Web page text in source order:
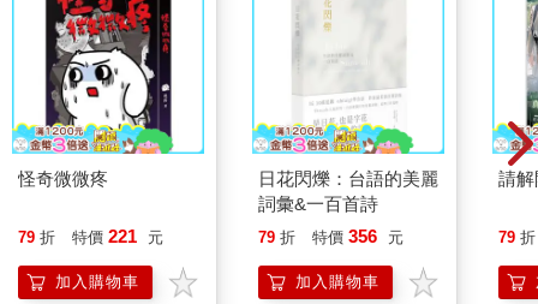
怪奇微微疼
79 折 特價 221 元
加入購物車
日花閃爍：台語的美麗
詞彙&一百首詩
79 折 特價 356 元
加入購物車
請解
79 折